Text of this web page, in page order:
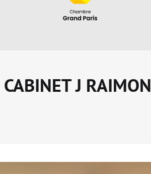
CABINET J RAIMON